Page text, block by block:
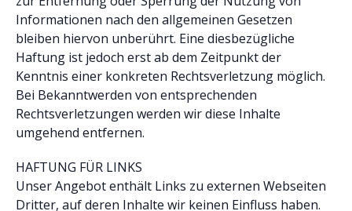
Informationen nach den allgemeinen Gesetzen
bleiben hiervon unberührt. Eine diesbezügliche
Haftung ist jedoch erst ab dem Zeitpunkt der
Kenntnis einer konkreten Rechtsverletzung möglich.
Bei Bekanntwerden von entsprechenden
Rechtsverletzungen werden wir diese Inhalte
umgehend entfernen.
HAFTUNG FÜR LINKS
Unser Angebot enthält Links zu externen Webseiten
Dritter, auf deren Inhalte wir keinen Einfluss haben.